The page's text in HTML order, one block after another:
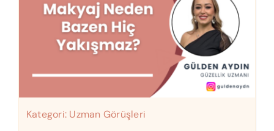
Kategori: Uzman Görüşleri